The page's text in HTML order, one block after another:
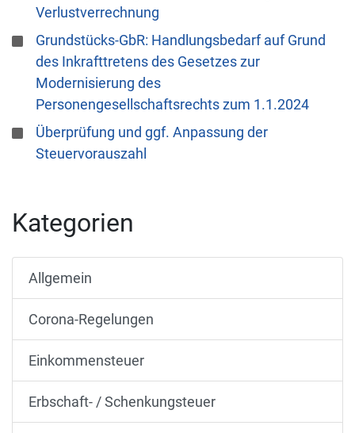
Verlustverrechnung
Grundstücks-GbR: Handlungsbedarf auf Grund
des Inkrafttretens des Gesetzes zur
Modernisierung des
Personengesellschaftsrechts zum 1.1.2024
Überprüfung und ggf. Anpassung der
Steuervorauszahl
Kategorien
Allgemein
Corona-Regelungen
Einkommensteuer
Erbschaft- / Schenkungsteuer